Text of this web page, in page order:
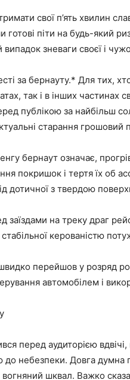
свої п’ять хвилин
готові піти на будь-який
зневаги своєї і
за бернауту.* Для тих,
так і в інших частинах
публікою за найбільш
старання грошовий
бернаут означає,
покришок і тертя їх об
дотичної з твердою
заїздами на треку драг
керованістю
перейшов у розряд
автомобілем і
перед аудиторією
небезпеки. Довга думна
шквал. Важко